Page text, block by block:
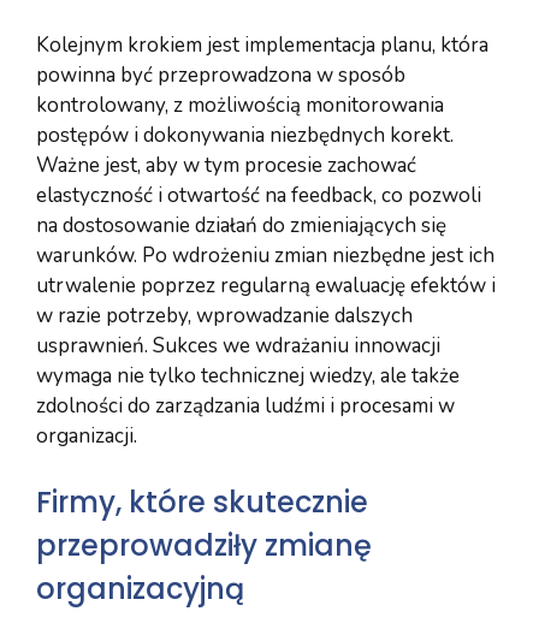
Kolejnym krokiem jest implementacja planu, która
powinna być przeprowadzona w sposób
kontrolowany, z możliwością monitorowania
postępów i dokonywania niezbędnych korekt.
Ważne jest, aby w tym procesie zachować
elastyczność i otwartość na feedback, co pozwoli
na dostosowanie działań do zmieniających się
warunków. Po wdrożeniu zmian niezbędne jest ich
utrwalenie poprzez regularną ewaluację efektów i
w razie potrzeby, wprowadzanie dalszych
usprawnień. Sukces we wdrażaniu innowacji
wymaga nie tylko technicznej wiedzy, ale także
zdolności do zarządzania ludźmi i procesami w
organizacji.
Firmy, które skutecznie
przeprowadziły zmianę
organizacyjną